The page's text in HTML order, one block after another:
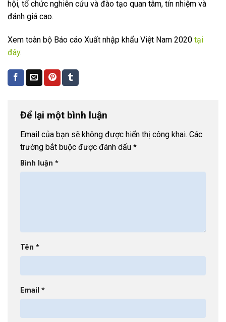
hội, tổ chức nghiên cứu và đào tạo quan tâm, tín nhiệm và
đánh giá cao.
Xem toàn bộ Báo cáo Xuất nhập khẩu Việt Nam 2020 tại
đây.
Để lại một bình luận
Email của bạn sẽ không được hiển thị công khai. Các
trường bắt buộc được đánh dấu *
Bình luận *
Tên *
Email *